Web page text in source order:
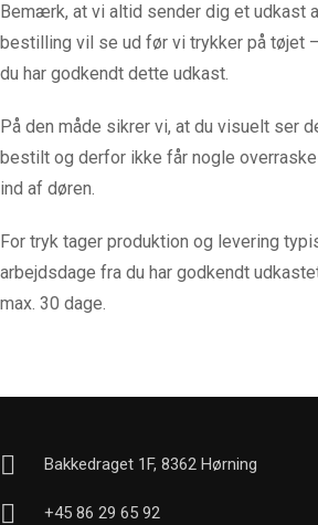
Bemærk, at vi altid sender dig et udkast
bestilling vil se ud før vi trykker på tøjet
du har godkendt dette udkast.
På den måde sikrer vi, at du visuelt ser
bestilt og derfor ikke får nogle
ind af døren.
For tryk tager produktion og levering
arbejdsdage fra du har godkendt
max. 30 dage.
Bakkedraget 1F, 8362 Hørning
+45 86 29 65 92